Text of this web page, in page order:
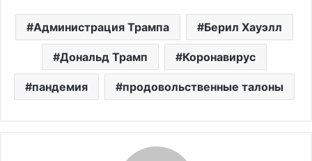
Администрация Трампа Берил Хауэлл
Дональд Трамп Коронавирус
пандемия продовольственные талоны